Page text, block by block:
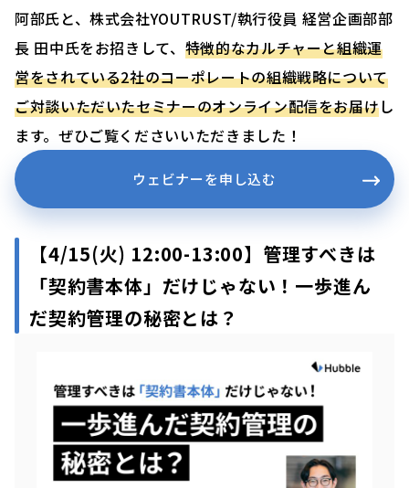
阿部氏と、株式会社YOUTRUST/執行役員 経営企画部部
長 田中氏をお招きして、 特徴的なカルチャーと組織運
営をされている2社のコーポレートの組織戦略について
ご対談いただいたセミナーのオンライン配信をお届けし
ます。ぜひご覧くださいいただきました！
ウェビナーを申し込む
【4/15(火) 12:00-13:00】管理すべきは
「契約書本体」だけじゃない！一歩進ん
だ契約管理の秘密とは？